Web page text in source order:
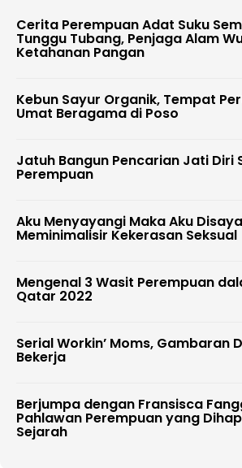
Cerita Perempuan Adat Suku
Tunggu Tubang, Penjaga Alam
Ketahanan Pangan
Kebun Sayur Organik, Tempat
Umat Beragama di Poso
Jatuh Bangun Pencarian Jati Diri
Perempuan
Aku Menyayangi Maka Aku
Meminimalisir Kekerasan Seksual
Mengenal 3 Wasit Perempuan
Qatar 2022
Serial Workin’ Moms, Gambaran
Bekerja
Berjumpa dengan Fransisca
Pahlawan Perempuan yang
Sejarah